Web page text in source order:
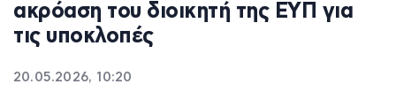
ακρόαση του διοικητή της ΕΥΠ για
τις υποκλοπές
20.05.2026, 10:20